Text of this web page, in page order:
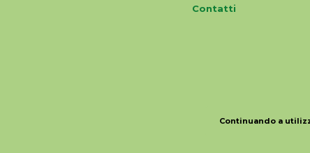
Contatti
Continuando a